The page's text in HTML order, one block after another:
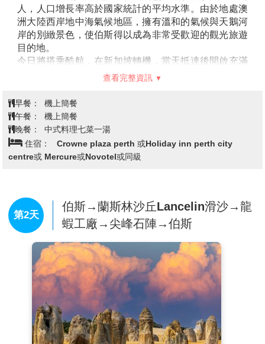
【伯斯】是西澳州的首府，也是澳洲第四大城市。根據
岸的別緻景色，使伯斯得以成為非常受歡迎的觀光旅遊
目的地。
今日將搭乘酷航，在新加坡轉機，當天抵達後開啟充滿
期待的西澳之旅。
※酷航在桃園國際機場辦理登機時，會有兩張登機證(桃
園/新加坡，新加坡/伯斯)，行李會直接掛送到西澳伯
斯，不需在新加坡機場提領行李，可直接轉機，請不用
擔心。
【飛行時間參考】
1.桃園-新加坡表定為4.5小時，含一份機上標準餐
2.新加坡-伯斯表定為5小時，含一份機上標準餐
查看完整資訊
早餐： 機上簡餐
午餐：
機上簡餐
中式料理七菜一湯
住宿： Crowne plaza perth 或Holiday inn perth city
centre或 Mercure或Novotel或同級